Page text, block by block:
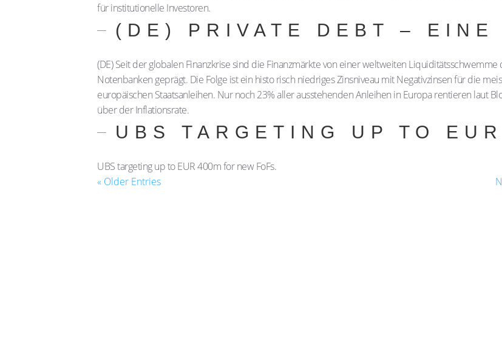
für institutionelle Investoren.
(DE) PRIVATE DEBT – EINE
(DE) Seit der globalen Finanzkrise sind die Finanzmärkte von einer weltweiten Liquiditätsschwemme
Notenbanken geprägt. Die Folge ist ein histo risch niedriges Zinsniveau mit Negativzinsen für die
europäischen Staatsanleihen. Nur noch 23% aller ausstehenden Anleihen in Europa rentieren laut
über der Inflationsrate.
UBS TARGETING UP TO
UBS targeting up to EUR 400m for new FoFs.
« Older Entries